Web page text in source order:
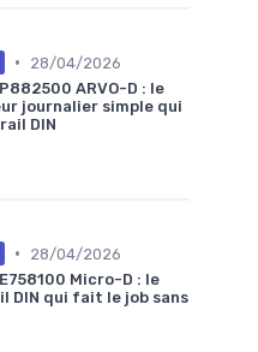
•
28/04/2026
ARVO-D : le
journalier simple qui
DIN
•
28/04/2026
Micro-D : le
DIN qui fait le job sans